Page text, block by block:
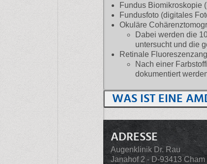
Fundus Biomikroskopie
Fundusfoto (digitales
Okuläre
Dabei werden die
untersucht und die
Retinale
Nach einer
dokumentiert
WAS IST EINE
ADRESSE
Augenklinik Dr. Rau
Janahof 2 - D-93413 Cham